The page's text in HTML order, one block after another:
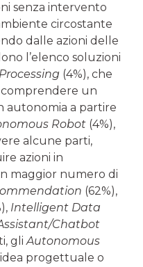
senza intervento
circostante
dalle azioni delle
l’elenco soluzioni
(4%), che
un
autonomia a partire
Robot (4%),
alcune parti,
azioni in
maggior numero di
(62%),
Intelligent Data
Chatbot
gliAutonomous
progettuale o